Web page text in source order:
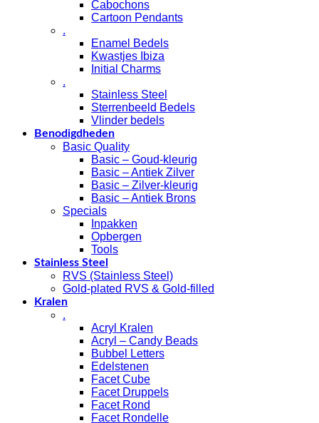
Cabochons
Cartoon Pendants
.
Enamel Bedels
Kwastjes Ibiza
Initial Charms
.
Stainless Steel
Sterrenbeeld Bedels
Vlinder bedels
Benodigdheden
Basic Quality
Basic – Goud-kleurig
Basic – Antiek Zilver
Basic – Zilver-kleurig
Basic – Antiek Brons
Specials
Inpakken
Opbergen
Tools
Stainless Steel
RVS (Stainless Steel)
Gold-plated RVS & Gold-filled
Kralen
.
Acryl Kralen
Acryl – Candy Beads
Bubbel Letters
Edelstenen
Facet Cube
Facet Druppels
Facet Rond
Facet Rondelle